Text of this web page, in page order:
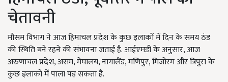
चेतावनी
मौसम विभाग ने आज हिमाचल प्रदेश के कुछ इलाकों में दिन के समय ठंड
की स्थिति बने रहने की संभावना जताई है. आईएमडी के अनुसार, आज
अरुणाचल प्रदेश, असम, मेघालय, नागालैंड, मणिपुर, मिजोरम और त्रिपुरा के
कुछ इलाकों में पाला पड़ सकता है.